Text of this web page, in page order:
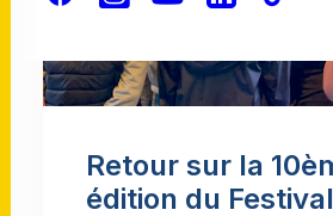
Retour sur la
édition du